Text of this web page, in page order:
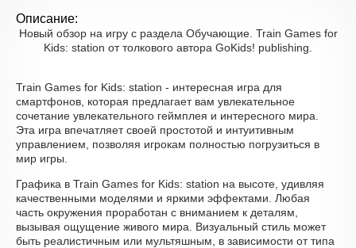
Описание:
Новый обзор на игру с раздела Обучающие. Train Games for
Kids: station от толкового автора GoKids! publishing.
Train Games for Kids: station - интересная игра для
смартфонов, которая предлагает вам увлекательное
сочетание увлекательного геймплея и интересного мира.
Эта игра впечатляет своей простотой и интуитивным
управлением, позволяя игрокам полностью погрузиться в
мир игры.
Графика в Train Games for Kids: station на высоте, удивляя
качественными моделями и яркими эффектами. Любая
часть окружения проработан с вниманием к деталям,
вызывая ощущение живого мира. Визуальный стиль может
быть реалистичным или мультяшным, в зависимости от типа